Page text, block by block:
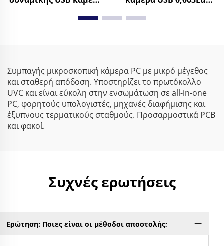
30FPS μικρή κάμερα
1080P δυναμικό εύρος
Συμπαγής μικροσκοπική κάμερα PC με μικρό μέγεθος
και σταθερή απόδοση. Υποστηρίζει το πρωτόκολλο
UVC και είναι εύκολη στην ενσωμάτωση σε all-in-one
PC, φορητούς υπολογιστές, μηχανές διαφήμισης και
έξυπνους τερματικούς σταθμούς. Προσαρμοστικά PCB
και φακοί.
Συχνές ερωτήσεις
Ερώτηση: Ποιες είναι οι μέθοδοι αποστολής;